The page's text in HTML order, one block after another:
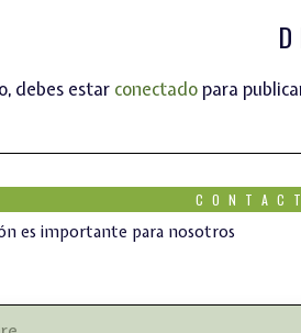
debes estar conectadopara
es importante para nosotros